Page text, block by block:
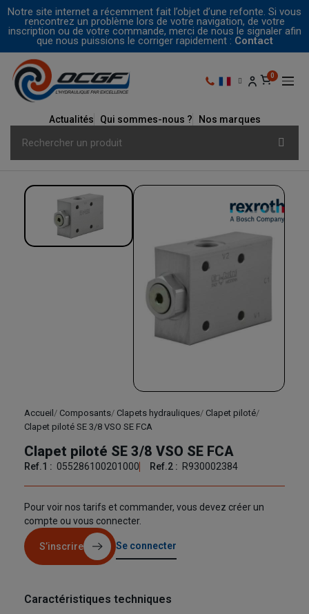
Notre site internet a récemment fait l’objet d’une refonte. Si vous
rencontrez un problème lors de votre navigation, de votre
inscription ou de votre commande, merci de nous le signaler afin
que nous puissions le corriger rapidement : Contact
Actualités Qui sommes-nous ? Nos marques
Accueil Composants Clapets hydrauliques Clapet piloté
Clapet piloté SE 3/8 VSO SE FCA
Clapet piloté SE 3/8 VSO SE FCA
Ref.1 : 055286100201000 Ref.2 : R930002384
Pour voir nos tarifs et commander, vous devez créer un
compte ou vous connecter.
S’inscrire Se connecter
Caractéristiques techniques